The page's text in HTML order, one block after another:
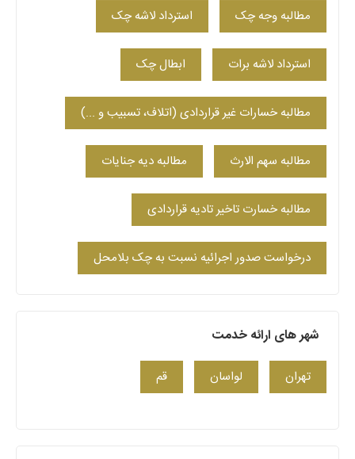
مطالبه وجه چک استرداد لاشه چک
استرداد لاشه برات ابطال چک
مطالبه خسارات غیر قراردادی (اتلاف، تسبیب و ...)
مطالبه سهم الارث مطالبه دیه جنایات
مطالبه خسارت تاخیر تادیه قراردادی
درخواست صدور اجرائیه نسبت به چک بلامحل
شهر های ارائه خدمت
تهران لواسان قم